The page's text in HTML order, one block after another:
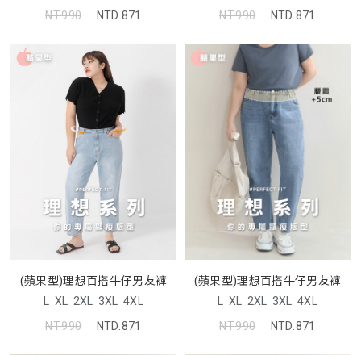
NT.990
NTD.871
NT.990
NTD.871
(蘋果型)理想百搭牛仔男友褲
L XL 2XL 3XL 4XL
NT.990
NTD.871
(蘋果型)理想百搭牛仔男友褲
L XL 2XL 3XL 4XL
NT.990
NTD.871